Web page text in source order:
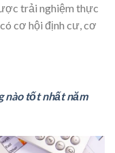
trải nghiệm thực
cơ hội định cư, cơ
nào tốt nhất năm